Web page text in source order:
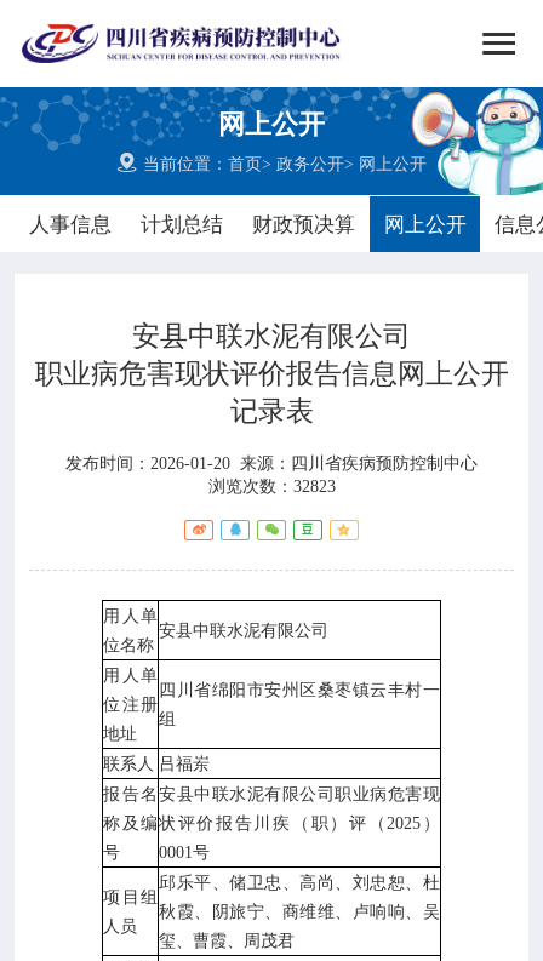

网上公开
 当前位置：首页>政务公开> 网上公开
人事信息 计划总结 财政预决算 网上公开 信息

网站首页
中心概况 

科研培训
科普园地 
学术期刊
在线互动
政务公开 
安县中联水泥有限公司
职业病危害现状评价报告信息网上公开
记录表
发布时间：2026-01-20 来源： 四川省疾病预防控制中心
浏览次数：32823
用人单
位名称
安县中联水泥有限公司
用人单
位注册
地址
四川省绵阳市安州区桑枣镇云丰村一
组
联系人 吕福岽
报告名
称及编
号
安县中联水泥有限公司职业病危害现
状评价报告川疾（职）评（2025）
0001号
项目组
人员
邱乐平、储卫忠、高尚、刘忠恕、杜
秋霞、阴旅宁、商维维、卢响响、吴
玺、曹霞、周茂君